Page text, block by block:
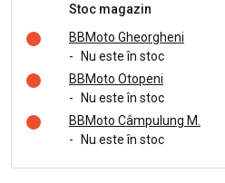
Stoc magazin
BBMoto Gheorgheni
-
Nu este în stoc
BBMoto Otopeni
-
Nu este în stoc
BBMoto Câmpulung M.
-
Nu este în stoc